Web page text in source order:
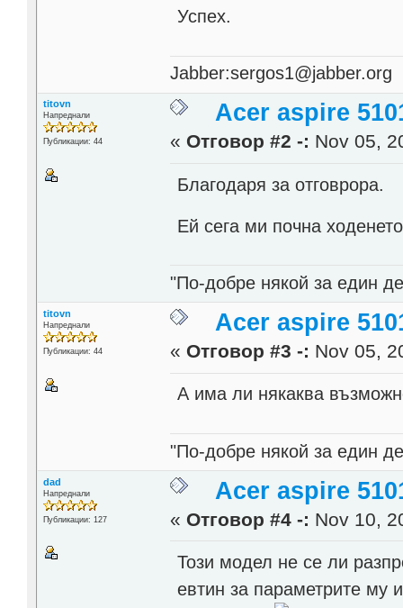
Успех.
Jabber:sergos1@jabber.org
titovn
Напреднали
Публикации: 44
Acer aspire
« Отговор #2 -: Nov 05,
Благодаря за отговрора.
Ей сега ми почна
"По-добре някой за един
titovn
Напреднали
Публикации: 44
Acer aspire
« Отговор #3 -: Nov 05,
А има ли някаква
"По-добре някой за един
dad
Напреднали
Публикации: 127
Acer aspire
« Отговор #4 -: Nov 10,
Този модел не се ли
евтин за параметрите му